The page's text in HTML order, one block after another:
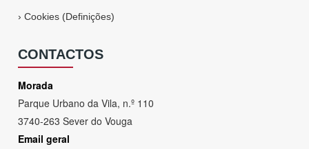
›Cookies (Definições)
CONTACTOS
Morada
Parque Urbano da Vila, n.º 110
3740-263 Sever do Vouga
Email geral